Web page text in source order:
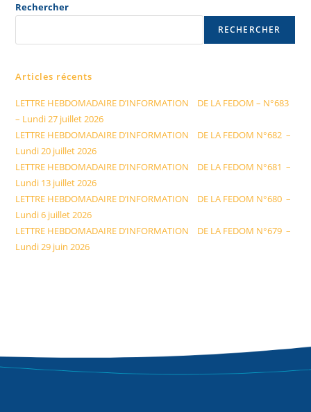
Rechercher
RECHERCHER
Articles récents
LETTRE HEBDOMADAIRE D’INFORMATION DE LA FEDOM – N°683
– Lundi 27 juillet 2026
LETTRE HEBDOMADAIRE D’INFORMATION DE LA FEDOM N°682 –
Lundi 20 juillet 2026
LETTRE HEBDOMADAIRE D’INFORMATION DE LA FEDOM N°681 –
Lundi 13 juillet 2026
LETTRE HEBDOMADAIRE D’INFORMATION DE LA FEDOM N°680 –
Lundi 6 juillet 2026
LETTRE HEBDOMADAIRE D’INFORMATION DE LA FEDOM N°679 –
Lundi 29 juin 2026